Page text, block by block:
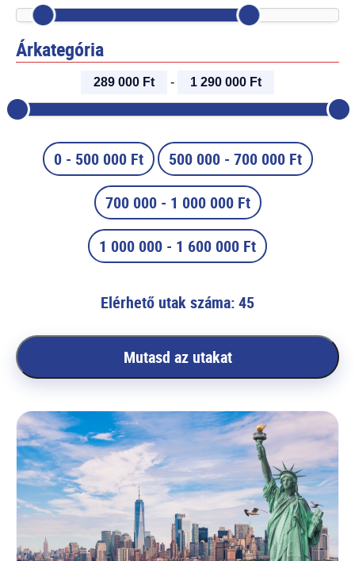
Árkategória
289 000 Ft - 1 290 000 Ft
0 - 500 000 Ft 500 000 - 700 000 Ft
700 000 - 1 000 000 Ft
1 000 000 - 1 600 000 Ft
Elérhető utak száma: 45
Mutasd az utakat